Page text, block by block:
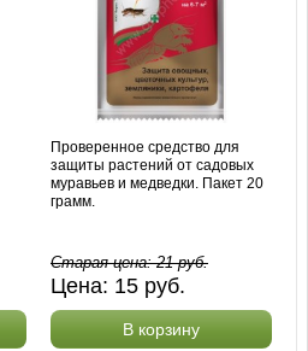
Проверенное средство для
защиты растений от садовых
муравьев и медведки. Пакет 20
грамм.
Старая цена:21руб.
Цена: 15 руб.
В корзину